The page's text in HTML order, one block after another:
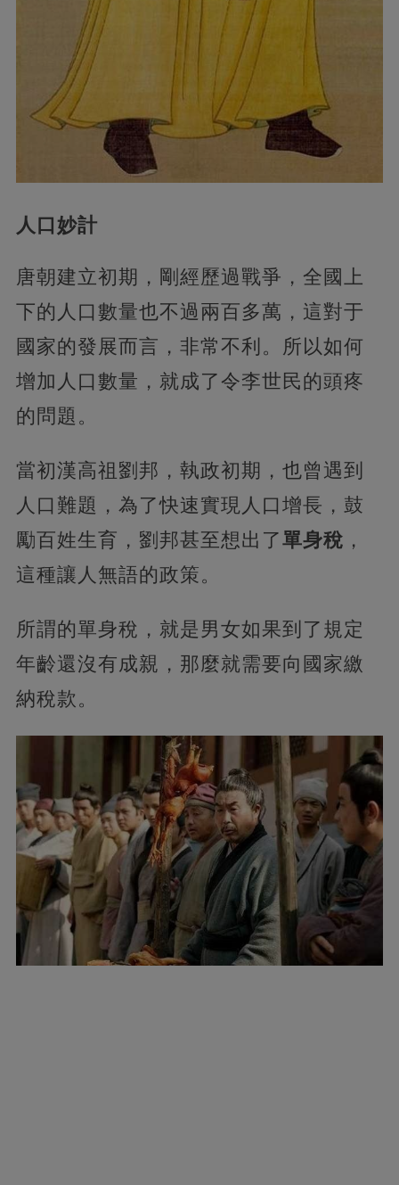
人口妙計
唐朝建立初期，剛經歷過戰爭，全國上
下的人口數量也不過兩百多萬，這對于
國家的發展而言，非常不利。所以如何
增加人口數量，就成了令李世民的頭疼
的問題。
當初漢高祖劉邦，執政初期，也曾遇到
人口難題，為了快速實現人口增長，鼓
勵百姓生育，劉邦甚至想出了單身稅 ，
這種讓人無語的政策。
所謂的單身稅，就是男女如果到了規定
年齡還沒有成親，那麼就需要向國家繳
納稅款。